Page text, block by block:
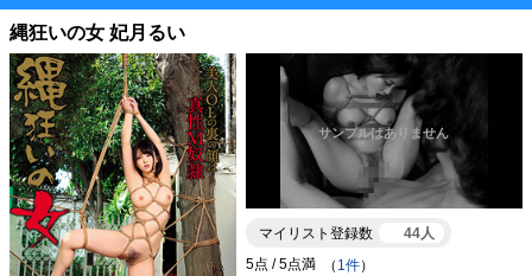
縄狂いの女 妃月るい
マイリスト登録数
44人
（ 1件）